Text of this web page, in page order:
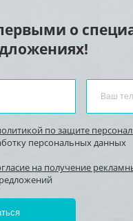
о
по защите
персональных данных
на получение